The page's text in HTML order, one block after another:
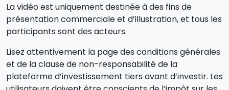
La vidéo est uniquement destinée à des fins de
présentation commerciale et d’illustration, et tous les
participants sont des acteurs.
Lisez attentivement la page des conditions générales
et de la clause de non-responsabilité de la
plateforme d’investissement tiers avant d’investir. Les